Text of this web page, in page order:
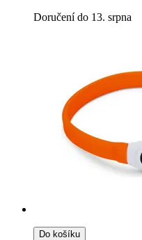
Doručení do 13. srpna
Do košíku